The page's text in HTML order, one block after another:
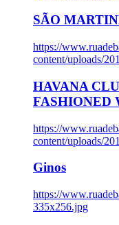
SÃO
https://
content/uploads/
HAVANA
FASHIONED
https://
content/uploads/
Ginos
https://
335x256.jpg